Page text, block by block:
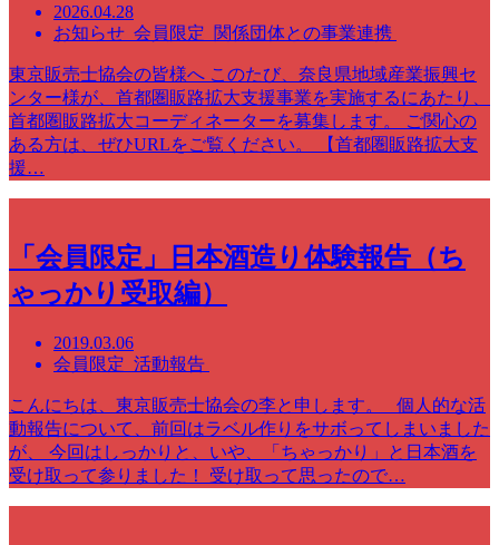
2026.04.28
お知らせ 会員限定 関係団体との事業連携
東京販売士協会の皆様へ このたび、奈良県地域産業振興セ
ンター様が、首都圏販路拡大支援事業を実施するにあたり、
首都圏販路拡大コーディネーターを募集します。 ご関心の
ある方は、ぜひURLをご覧ください。 【首都圏販路拡大支
援…
「会員限定」日本酒造り体験報告（ち
ゃっかり受取編）
2019.03.06
会員限定 活動報告
こんにちは、東京販売士協会の李と申します。 個人的な活
動報告について、前回はラベル作りをサボってしまいました
が、 今回はしっかりと、いや、「ちゃっかり」と日本酒を
受け取って参りました！ 受け取って思ったので…